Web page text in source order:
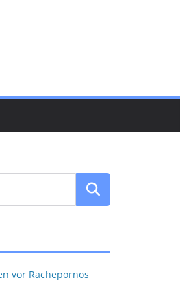
vor Rachepornos